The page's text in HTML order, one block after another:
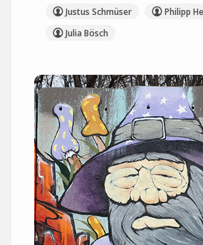
Justus Schmüser
Philipp
Julia Bösch